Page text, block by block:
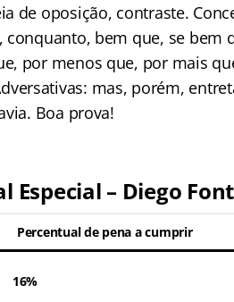
de oposição, contraste.
bem que, se bem
por menos que, por mais
mas, porém,
Boa prova!
Especial – Diego
Percentual de pena a cumprir
16%